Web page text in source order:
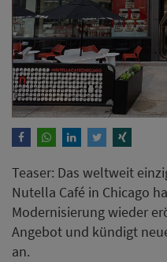
Teaser: Das weltweit
Nutella Café in Chicago
Modernisierung wieder
Angebot und kündigt
an.